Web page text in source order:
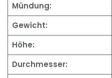
Mündung:
Gewicht:
Höhe:
Durchmesser: